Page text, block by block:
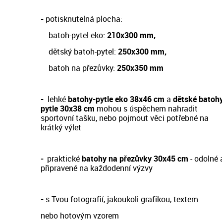
- potisknutelná plocha:
batoh-pytel eko: 210x300 mm,
dětský batoh-pytel: 250x300 mm,
batoh na přezůvky: 250x350 mm
- lehkébatohy-pytle eko 38x46 cm a dětské
pytle 30x38 cm mohou s úspěchem nahradit
sportovní tašku, nebo pojmout věci potřebné na
krátký výlet
- praktickébatohy na přezůvky 30x45 cm - odolné
připravené na každodenní výzvy
- s Tvou fotografií, jakoukoli grafikou, textem
nebo hotovým vzorem